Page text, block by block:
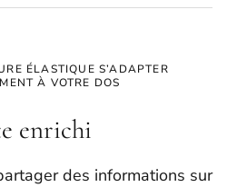
ÉLASTIQUE S’ADAPTER
À VOTRE DOS
enrichi
des informations sur